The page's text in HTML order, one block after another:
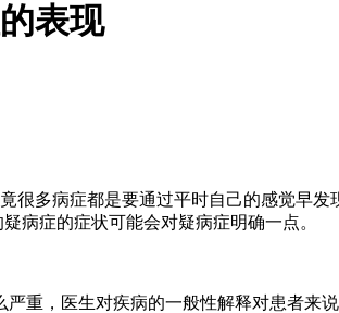
表现
多病症都是要通过平时自己的感觉早
病症的症状可能会对疑病症明确一点。
重，医生对疾病的一般性解释对患者来